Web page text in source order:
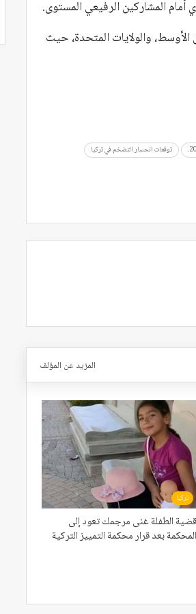
المشاركين الرفيعي المستوى.
والولايات المتحدة، حيث
توقعات انحسار التضخم في تركيا
المزيد عن المؤلف
تركيا
قضية الطفلة غنى مرجمك تعود إلى
المحكمة بعد قرار محكمة التمييز التركية